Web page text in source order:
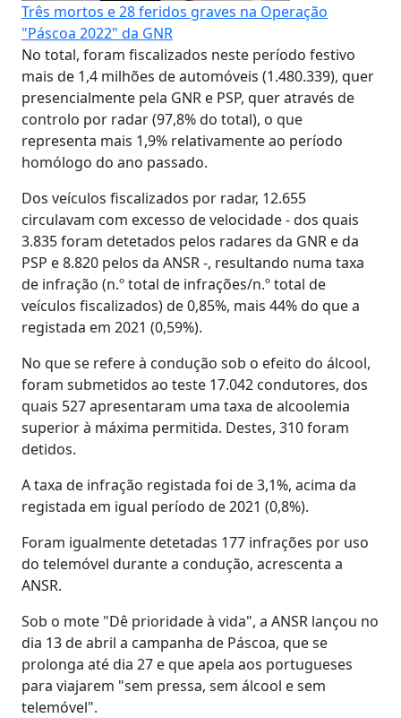
Três mortos e 28 feridos graves na Operação
"Páscoa 2022" da GNR
No total, foram fiscalizados neste período festivo
mais de 1,4 milhões de automóveis (1.480.339), quer
presencialmente pela GNR e PSP, quer através de
controlo por radar (97,8% do total), o que
representa mais 1,9% relativamente ao período
homólogo do ano passado.
Dos veículos fiscalizados por radar, 12.655
circulavam com excesso de velocidade - dos quais
3.835 foram detetados pelos radares da GNR e da
PSP e 8.820 pelos da ANSR -, resultando numa taxa
de infração (n.º total de infrações/n.º total de
veículos fiscalizados) de 0,85%, mais 44% do que a
registada em 2021 (0,59%).
No que se refere à condução sob o efeito do álcool,
foram submetidos ao teste 17.042 condutores, dos
quais 527 apresentaram uma taxa de alcoolemia
superior à máxima permitida. Destes, 310 foram
detidos.
A taxa de infração registada foi de 3,1%, acima da
registada em igual período de 2021 (0,8%).
Foram igualmente detetadas 177 infrações por uso
do telemóvel durante a condução, acrescenta a
ANSR.
Sob o mote "Dê prioridade à vida", a ANSR lançou no
dia 13 de abril a campanha de Páscoa, que se
prolonga até dia 27 e que apela aos portugueses
para viajarem "sem pressa, sem álcool e sem
telemóvel".